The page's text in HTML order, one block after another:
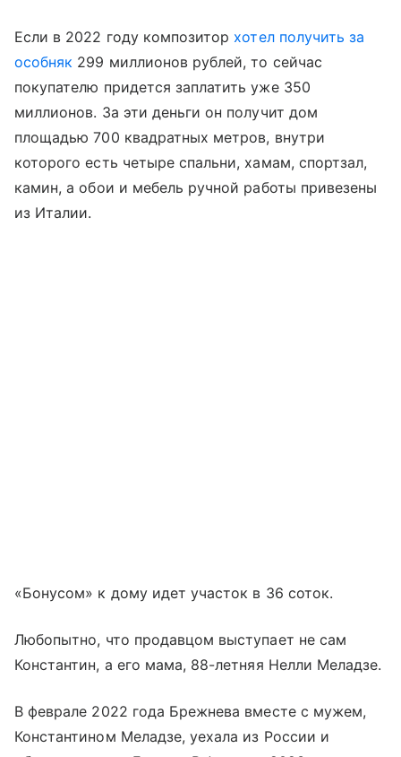
Если в 2022 году композитор хотел получить за
особняк 299 миллионов рублей, то сейчас
покупателю придется заплатить уже 350
миллионов. За эти деньги он получит дом
площадью 700 квадратных метров, внутри
которого есть четыре спальни, хамам, спортзал,
камин, а обои и мебель ручной работы привезены
из Италии.
«Бонусом» к дому идет участок в 36 соток.
Любопытно, что продавцом выступает не сам
Константин, а его мама, 88-летняя Нелли Меладзе.
В феврале 2022 года Брежнева вместе с мужем,
Константином Меладзе, уехала из России и